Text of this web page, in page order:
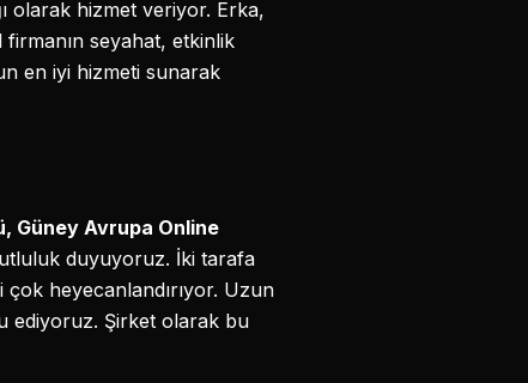
olarak hizmet veriyor. Erka,
seyahat, etkinlik
en iyi hizmeti sunarak
Güney Avrupa Online
duyuyoruz. İki tarafa
heyecanlandırıyor. Uzun
ediyoruz. Şirket olarak bu